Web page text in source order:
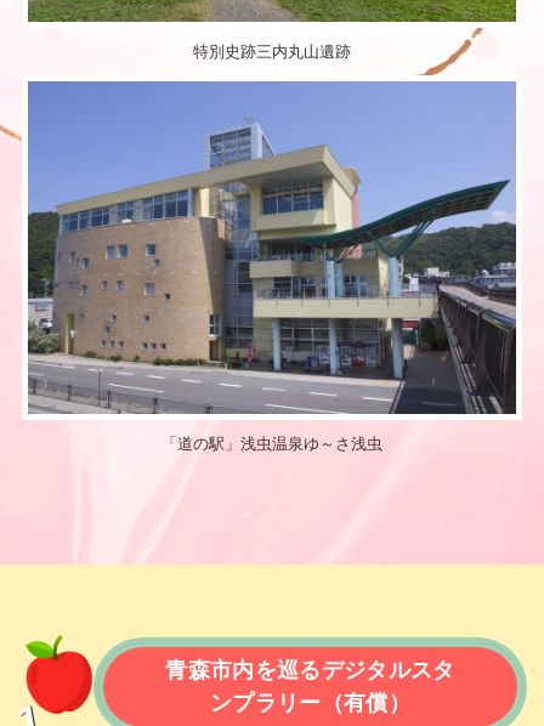
特別史跡三内丸山遺跡
「道の駅」浅虫温泉ゆ～さ浅虫
青森市内を巡るデジタルスタ
ンプラリー （有償）